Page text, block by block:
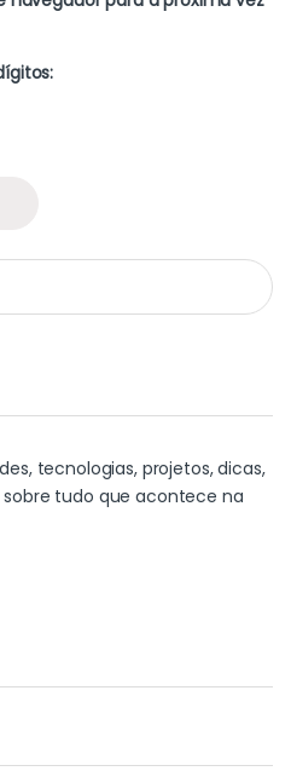
tecnologias, projetos, dicas,
tudo que acontece na